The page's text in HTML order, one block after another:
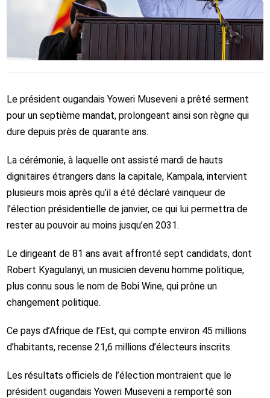
Le président ougandais Yoweri Museveni a prêté serment
pour un septième mandat, prolongeant ainsi son règne qui
dure depuis près de quarante ans.
La cérémonie, à laquelle ont assisté mardi de hauts
dignitaires étrangers dans la capitale, Kampala, intervient
plusieurs mois après qu’il a été déclaré vainqueur de
l’élection présidentielle de janvier, ce qui lui permettra de
rester au pouvoir au moins jusqu’en 2031.
Le dirigeant de 81 ans avait affronté sept candidats, dont
Robert Kyagulanyi, un musicien devenu homme politique,
plus connu sous le nom de Bobi Wine, qui prône un
changement politique.
Ce pays d’Afrique de l’Est, qui compte environ 45 millions
d’habitants, recense 21,6 millions d’électeurs inscrits.
Les résultats officiels de l’élection montraient que le
président ougandais Yoweri Museveni a remporté son